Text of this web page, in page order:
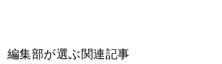
編集部が選ぶ関連記事